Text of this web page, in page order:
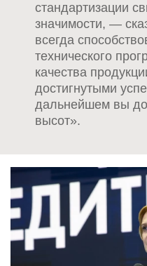
стандартизации
значимости, —
всегда
технического
качества
достигнутыми
дальнейшем вы
высот».